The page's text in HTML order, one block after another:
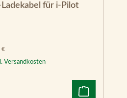
für i-Pilot
Preis:
€
Versandkosten